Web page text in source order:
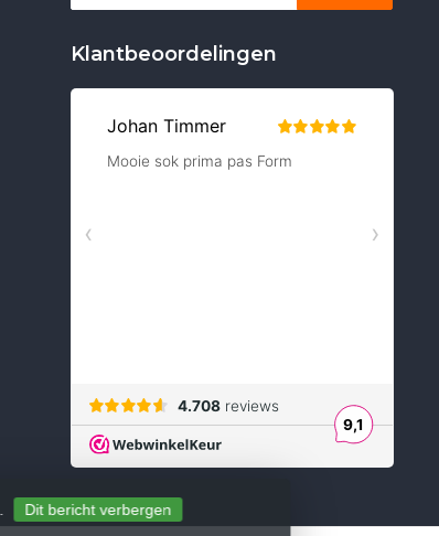
Klantbeoordelingen
Dit bericht verbergen